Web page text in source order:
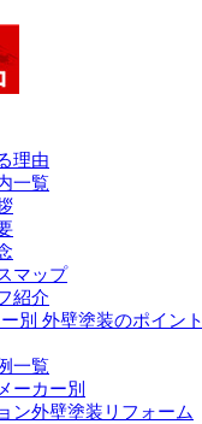
理由
一覧
マップ
紹介
別 外壁塗装のポイント
一覧
ーカー別
ン外壁塗装リフォーム